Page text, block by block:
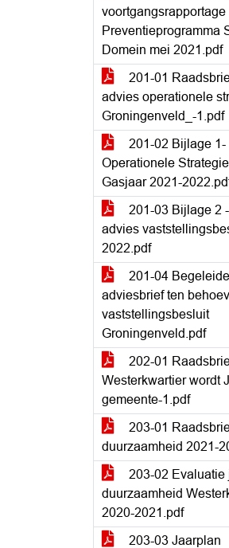
voortgangsrapportage
Preventieprogramma
Domein mei 2021.pdf
201-01
advies operationele
Groningenveld_-1.pdf
201-02 Bijlage 1-
Operationele
Gasjaar 2021-
201-03 Bijlage 2
advies
2022.pdf
201-04
adviesbrief ten
vaststellingsbesluit
Groningenveld.pdf
202-01
Westerkwartier wordt
gemeente-1.pdf
203-01
duurzaamheid 2021-
203-02 Evaluatie
duurzaamheid
2020-2021.pdf
203-03 Jaarplan